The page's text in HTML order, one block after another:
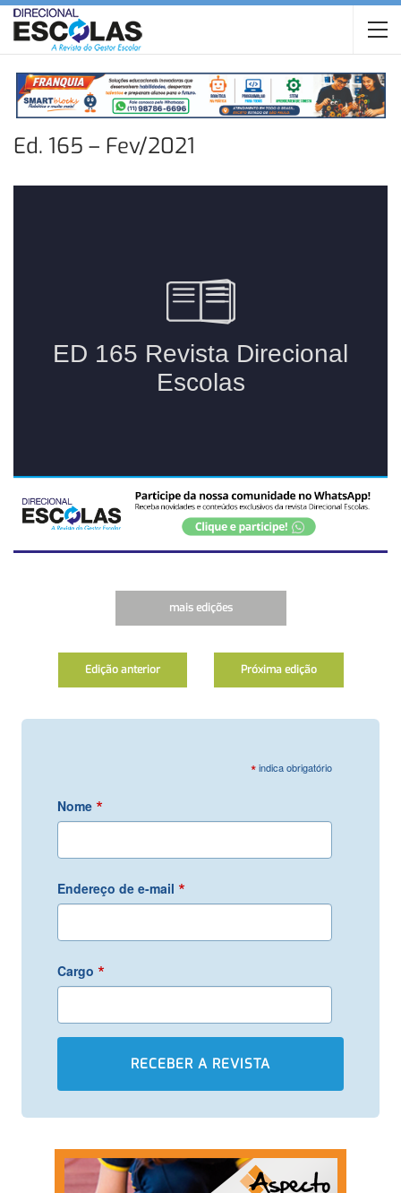
Ed. 165 – Fev/2021
mais edições
Edição anterior Próxima edição
*indica obrigatório
Nome *
Endereço de e-mail *
Cargo *